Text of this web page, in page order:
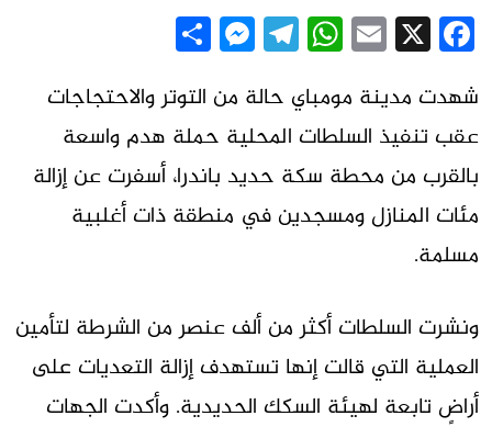
Facebook
X
Email
WhatsApp
Telegram
Messenger
شهدت مدينة مومباي حالة من التوتر والاحتجاجات
عقب تنفيذ السلطات المحلية حملة هدم واسعة
بالقرب من محطة سكة حديد باندرا، أسفرت عن إزالة
مئات المنازل ومسجدين في منطقة ذات أغلبية
مسلمة.
ونشرت السلطات أكثر من ألف عنصر من الشرطة لتأمين
العملية التي قالت إنها تستهدف إزالة التعديات على
أراضٍ تابعة لهيئة السكك الحديدية. وأكدت الجهات